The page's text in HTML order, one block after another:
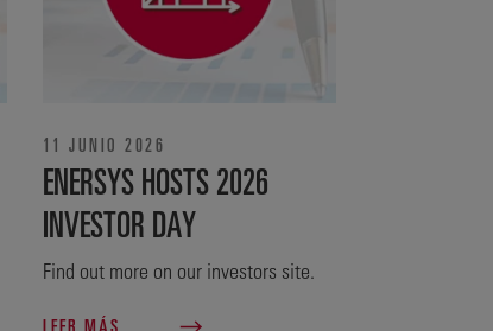
11 JUNIO 2026
ENERSYS HOSTS 2026
INVESTOR DAY
Find out more on our investors site.
LEER MÁS